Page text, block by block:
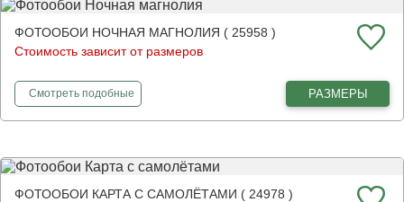
ФОТООБОИ НОЧНАЯ МАГНОЛИЯ ( 25958 )
Стоимость зависит от размеров
Смотретьфотообои
подобные РАЗМЕРЫ
ФОТООБОИ КАРТА С САМОЛЁТАМИ ( 24978 )